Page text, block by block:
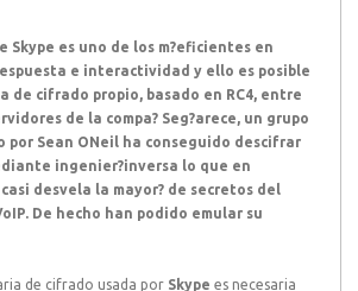
Skype es uno de los m?eficientes en
e interactividad y ello es posible
de cifrado propio, basado en RC4, entre
de la compa? Seg?arece, un grupo
por Sean ONeil ha conseguido descifrar
ingenier?inversa lo que en
desvela la mayor? de secretos del
De hecho han podido emular su
de cifrado usada por Skype es necesaria